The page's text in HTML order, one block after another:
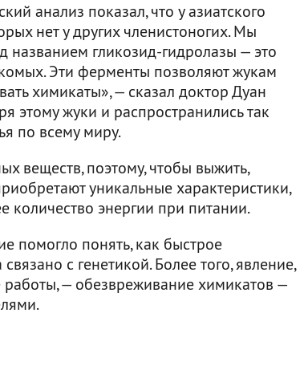
анализ показал, что у азиатского
нет у других членистоногих. Мы
гликозид-гидролазы — это
Эти ферменты позволяют жукам
химикаты», — сказал доктор Дуан
этому жуки и распространились так
по всему миру.
веществ, поэтому, чтобы выжить,
уникальные характеристики,
количество энергии при питании.
помогло понять, как быстрое
с генетикой. Более того, явление,
— обезвреживание химикатов —